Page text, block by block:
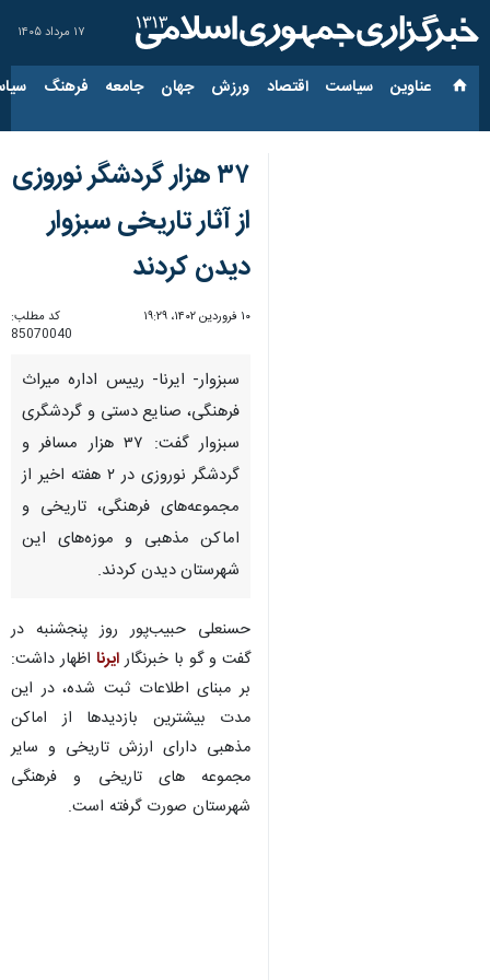
۱۷ مرداد ۱۴۰۵
عناوین‌ سیاست اقتصاد ورزش جهان جامعه فرهنگ
۳۷ هزار گردشگر نوروزی
از آثار تاریخی سبزوار
دیدن کردند
۱۰ فروردین ۱۴۰۲، ۱۹:۲۹
کد مطلب:
85070040
سبزوار- ایرنا- رییس اداره میراث
فرهنگی، صنایع دستی و گردشگری
سبزوار گفت: ۳۷ هزار مسافر و
گردشگر نوروزی در ۲ هفته اخیر از
مجموعه‌های فرهنگی، تاریخی و
اماکن مذهبی و موزه‌های این
شهرستان دیدن کردند.
حسنعلی حبیب‌پور روز پنجشنبه در
گفت و گو با خبرنگارایرنا اظهار داشت:
بر مبنای اطلاعات ثبت شده، در این
مدت بیشترین بازدیدها از اماکن
مذهبی دارای ارزش تاریخی و سایر
مجموعه های تاریخی و فرهنگی
شهرستان صورت گرفته است.